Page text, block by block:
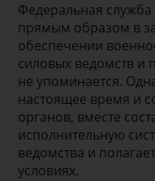
Федеральная
прямым образом в
обеспечении
силовых ведомств и
не упоминается.
настоящее время и
органов, вместе
исполнительную
ведомства и
условиях.